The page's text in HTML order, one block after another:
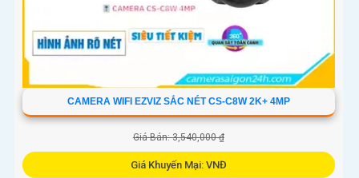
CAMERA WIFI EZVIZ SẮC NÉT CS-C8W 2K+ 4MP
Giá Bán: 3,540,000 ₫
Giá Khuyến Mại: VNĐ